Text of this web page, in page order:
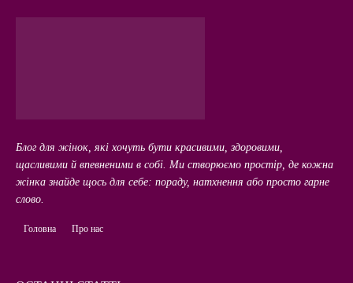
Блог для жінок, які хочуть бути красивими, здоровими,
щасливими й впевненими в собі. Ми створюємо простір, де кожна
жінка знайде щось для себе: пораду, натхнення або просто гарне
слово.
Головна Про нас